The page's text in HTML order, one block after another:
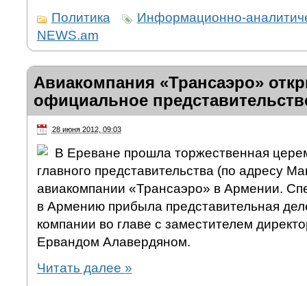
Политика
Информационно-
NEWS.am
Авиакомпания «Трансаэро»
официальное
28 июня 2012, 09:03
В Ереване прошла торжественная
главного представительства (по адресу
авиакомпании «Трансаэро» в Армении.
в Армению прибыла представительная
компании во главе с заместителем
Ервандом Алавердяном.
Читать далее »